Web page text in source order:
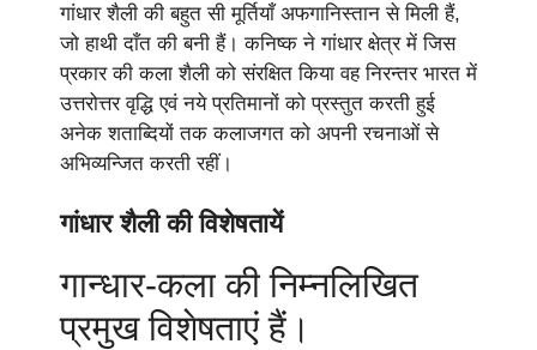
गांधार शैली की बहुत सी मूर्तियाँ अफगानिस्तान से मिली हैं,
जो हाथी दाँत की बनी हैं। कनिष्क ने गांधार क्षेत्र में जिस
प्रकार की कला शैली को संरक्षित किया वह निरन्तर भारत में
उत्तरोत्तर वृद्धि एवं नये प्रतिमानों को प्रस्तुत करती हुई
अनेक शताब्दियों तक कलाजगत को अपनी रचनाओं से
अभिव्यन्जित करती रहीं।
गांधार शैली की विशेषतायें
गान्धार-कला की निम्नलिखित
प्रमुख विशेषताएं हैं।